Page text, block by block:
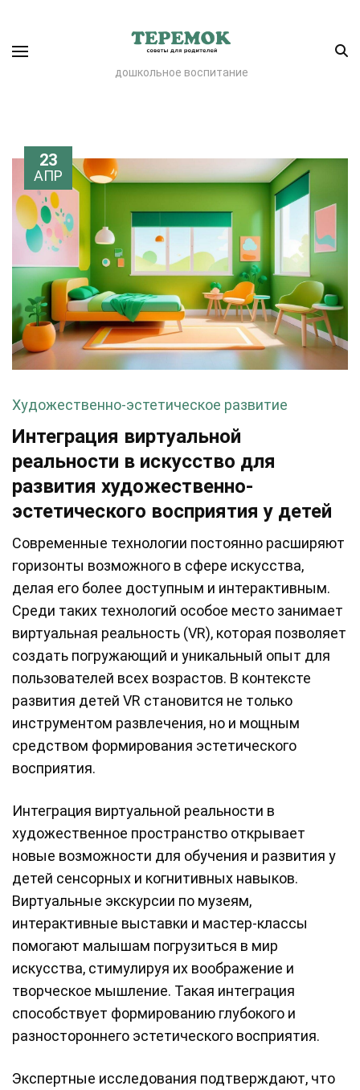
дошкольное воспитание
23
АПР
Художественно-эстетическое развитие
Интеграция виртуальной
реальности в искусство для
развития художественно-
эстетического восприятия у детей
Современные технологии постоянно расширяют
горизонты возможного в сфере искусства,
делая его более доступным и интерактивным.
Среди таких технологий особое место занимает
виртуальная реальность (VR), которая позволяет
создать погружающий и уникальный опыт для
пользователей всех возрастов. В контексте
развития детей VR становится не только
инструментом развлечения, но и мощным
средством формирования эстетического
восприятия.
Интеграция виртуальной реальности в
художественное пространство открывает
новые возможности для обучения и развития у
детей сенсорных и когнитивных навыков.
Виртуальные экскурсии по музеям,
интерактивные выставки и мастер-классы
помогают малышам погрузиться в мир
искусства, стимулируя их воображение и
творческое мышление. Такая интеграция
способствует формированию глубокого и
разностороннего эстетического восприятия.
Экспертные исследования подтверждают, что